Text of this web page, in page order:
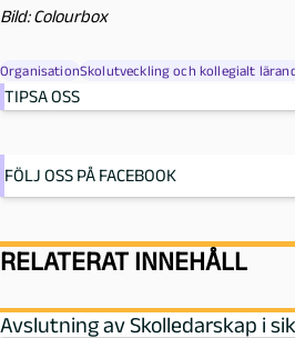
Bild: Colourbox
OrganisationSkolutveckling och kollegialt
TIPSA OSS
FÖLJ OSS PÅ FACEBOOK
RELATERAT INNEHÅLL
Avslutning av Skolledarskap i